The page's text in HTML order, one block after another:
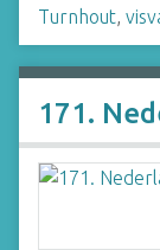
Turnhout,
171.